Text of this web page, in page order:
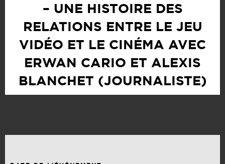
– UNE HISTOIRE DES
RELATIONS ENTRE LE JEU
VIDÉO ET LE CINÉMA AVEC
ERWAN CARIO ET ALEXIS
BLANCHET (JOURNALISTE)